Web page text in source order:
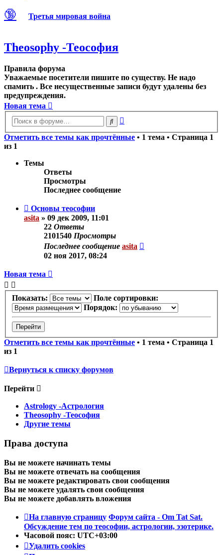
🔞 Третья мировая война
Theosophy -Теософия
Правила форума
Уважаемые посетители пишите по существу. Не надо
спамить . Все несущественные записи будут удалены без
предупреждения.
Новая тема
Поиск
Отметить все темы как прочтённые • 1 тема • Страница 1
из 1
Темы
Ответы
Просмотры
Последнее сообщение
Основы теософии
asita » 09 дек 2009, 11:01
22 Ответы
2101540 Просмотры
Последнее сообщение asita
02 ноя 2017, 08:24
Новая тема
Показать:
Поле сортировки:
Порядок:
Отметить все темы как прочтённые • 1 тема • Страница 1
из 1
Вернуться к списку форумов
Перейти
Astrology -Астрология
Theosophy -Теософия
Другие темы
Права доступа
Вы не можете начинать темы
Вы не можете отвечать на сообщения
Вы не можете редактировать свои сообщения
Вы не можете удалять свои сообщения
Вы не можете добавлять вложения
На главную страницу Форум сайта - Om Tat Sat.
Обсуждение тем по теософии, астрологии, эзотерике.
Часовой пояс: UTC+03:00
Удалить cookies